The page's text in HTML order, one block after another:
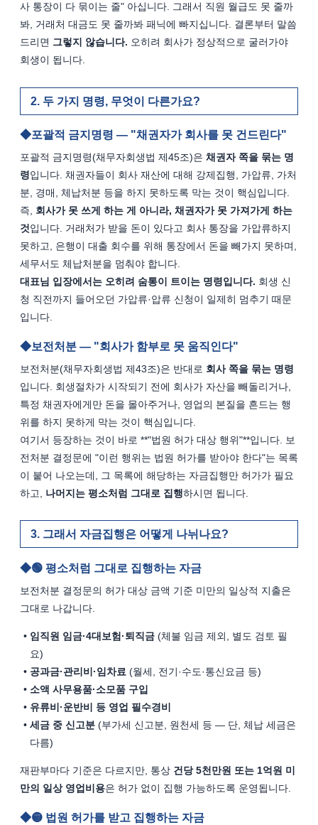
사 통장이 다 묶이는 줄" 아십니다. 그래서 직원 월급도 못 줄까
봐, 거래처 대금도 못 줄까봐 패닉에 빠지십니다. 결론부터 말씀
드리면 그렇지 않습니다. 오히려 회사가 정상적으로 굴러가야
회생이 됩니다.
두 가지 명령, 무엇이 다른가요?
포괄적 금지명령 — "채권자가 회사를 못 건드린다"
포괄적 금지명령(채무자회생법 제45조)은 채권자 쪽을 묶는 명
령입니다. 채권자들이 회사 재산에 대해 강제집행, 가압류, 가처
분, 경매, 체납처분 등을 하지 못하도록 막는 것이 핵심입니다.
즉, 회사가 못 쓰게 하는 게 아니라, 채권자가 못 가져가게 하는
것입니다. 거래처가 받을 돈이 있다고 회사 통장을 가압류하지
못하고, 은행이 대출 회수를 위해 통장에서 돈을 빼가지 못하며,
세무서도 체납처분을 멈춰야 합니다.
대표님 입장에서는 오히려 숨통이 트이는 명령입니다. 회생 신
청 직전까지 들어오던 가압류·압류 신청이 일제히 멈추기 때문
입니다.
보전처분 — "회사가 함부로 못 움직인다"
보전처분(채무자회생법 제43조)은 반대로 회사 쪽을 묶는 명령
입니다. 회생절차가 시작되기 전에 회사가 자산을 빼돌리거나,
특정 채권자에게만 돈을 몰아주거나, 영업의 본질을 흔드는 행
위를 하지 못하게 막는 것이 핵심입니다.
여기서 등장하는 것이 바로 **"법원 허가 대상 행위"**입니다. 보
전처분 결정문에 "이런 행위는 법원 허가를 받아야 한다"는 목록
이 붙어 나오는데, 그 목록에 해당하는 자금집행만 허가가 필요
하고, 나머지는 평소처럼 그대로 집행하시면 됩니다.
그래서 자금집행은 어떻게 나뉘나요?
🟢 평소처럼 그대로 집행하는 자금
보전처분 결정문의 허가 대상 금액 기준 미만의 일상적 지출은
그대로 나갑니다.
임직원 임금·4대보험·퇴직금 (체불 임금 제외, 별도 검토 필
요)
공과금·관리비·임차료 (월세, 전기·수도·통신요금 등)
소액 사무용품·소모품 구입
유류비·운반비 등 영업 필수경비
세금 중 신고분 (부가세 신고분, 원천세 등 — 단, 체납 세금은
다름)
재판부마다 기준은 다르지만, 통상 건당 5천만원 또는 1억원 미
만의 일상 영업비용은 허가 없이 집행 가능하도록 운영됩니다.
🟡 법원 허가를 받고 집행하는 자금